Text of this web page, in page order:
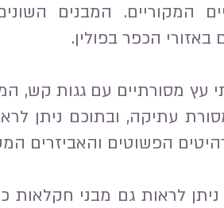
המקוריים. המבנים
באזורי הכפר בפולין.
מסורתיים עם גגות קש,
עתיקה, ובתוכם ניתן
הפשוטים והאביזרים
לראות גם מבני